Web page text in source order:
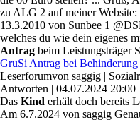
zu ALG 2 auf meiner
13.3.2010 von Sunbee 1
welches du wie dein eigenes
Antrag beim Leistungsträger
GruSi Antrag bei Behinderung
Leserforumvon saggig |
Antworten | 04.07.2024 20:00
Das Kind erhält doch bereits
Am 6.7.2024 von saggig